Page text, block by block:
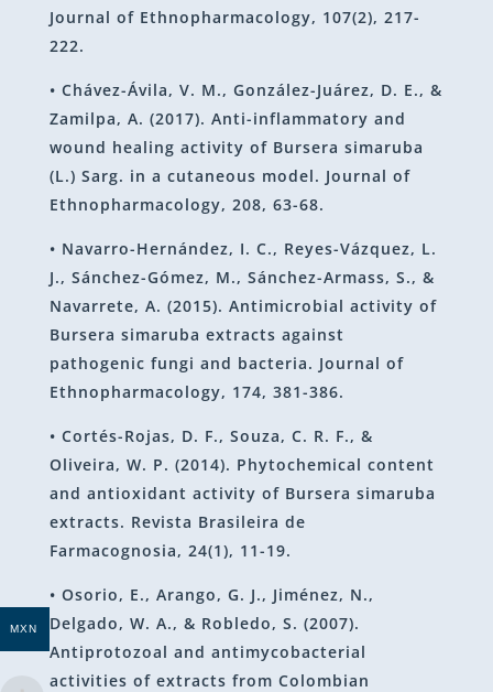
Journal of Ethnopharmacology, 107(2), 217-
222.
• Chávez-Ávila, V. M., González-Juárez, D. E., &
Zamilpa, A. (2017). Anti-inflammatory and
wound healing activity of Bursera simaruba
(L.) Sarg. in a cutaneous model. Journal of
Ethnopharmacology, 208, 63-68.
• Navarro-Hernández, I. C., Reyes-Vázquez, L.
J., Sánchez-Gómez, M., Sánchez-Armass, S., &
Navarrete, A. (2015). Antimicrobial activity of
Bursera simaruba extracts against
pathogenic fungi and bacteria. Journal of
Ethnopharmacology, 174, 381-386.
• Cortés-Rojas, D. F., Souza, C. R. F., &
Oliveira, W. P. (2014). Phytochemical content
and antioxidant activity of Bursera simaruba
extracts. Revista Brasileira de
Farmacognosia, 24(1), 11-19.
• Osorio, E., Arango, G. J., Jiménez, N.,
Delgado, W. A., & Robledo, S. (2007).
Antiprotozoal and antimycobacterial
activities of extracts from Colombian
MXN